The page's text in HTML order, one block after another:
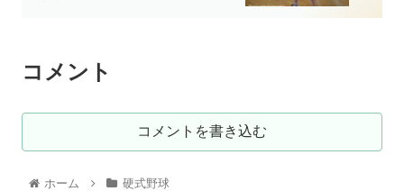
コメント
コメントを書き込む
ホーム 硬式野球